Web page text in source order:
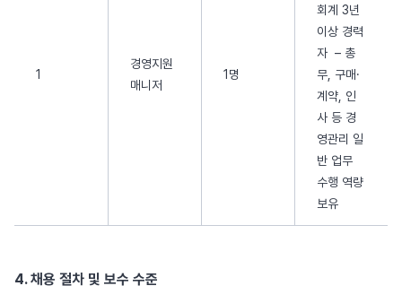
1
경영지원
매니저
1명
회계 3년
이상 경력
자 – 총
무, 구매·
계약, 인
사 등 경
영관리 일
반 업무
수행 역량
보유
4. 채용 절차 및 보수 수준